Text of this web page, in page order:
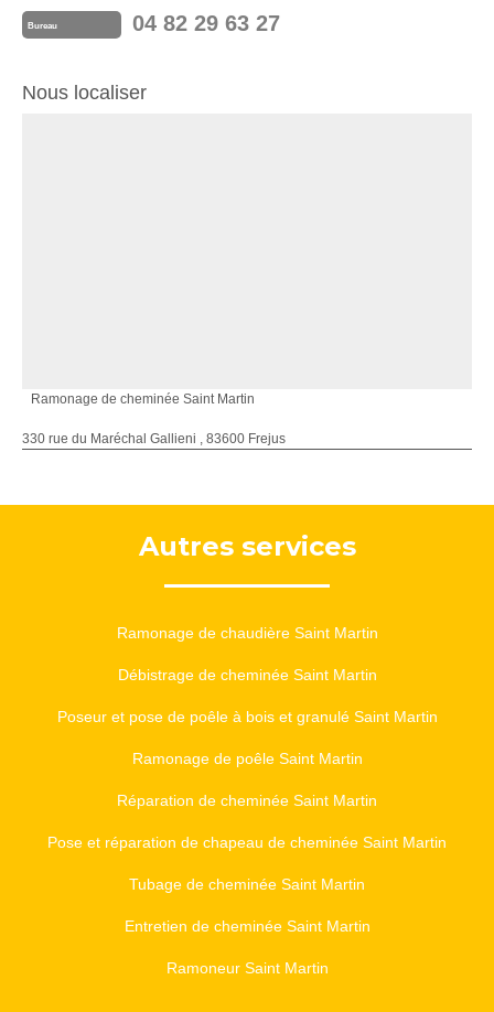
Bureau 04 82 29 63 27
Nous localiser
Ramonage de cheminée Saint Martin
330 rue du Maréchal Gallieni , 83600 Frejus
Autres services
Ramonage de chaudière Saint Martin
Débistrage de cheminée Saint Martin
Poseur et pose de poêle à bois et granulé Saint Martin
Ramonage de poêle Saint Martin
Réparation de cheminée Saint Martin
Pose et réparation de chapeau de cheminée Saint Martin
Tubage de cheminée Saint Martin
Entretien de cheminée Saint Martin
Ramoneur Saint Martin